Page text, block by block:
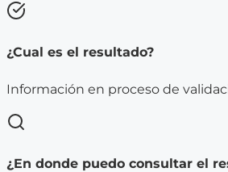
¿Cual es el resultado?
Información en proceso de
¿En donde puedo consultar el